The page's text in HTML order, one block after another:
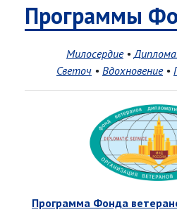
Программы
Милосердие •
Светоч • Вдохновение •
Программа Фонда